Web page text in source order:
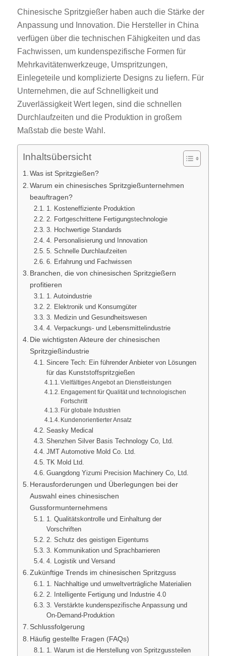
Chinesische Spritzgießer haben auch die Stärke der
Anpassung und Innovation. Die Hersteller in China
verfügen über die technischen Fähigkeiten und das
Fachwissen, um kundenspezifische Formen für
Mehrkavitätenwerkzeuge, Umspritzungen,
Einlegeteile und komplizierte Designs zu liefern. Für
Unternehmen, die auf Schnelligkeit und
Zuverlässigkeit Wert legen, sind die schnellen
Durchlaufzeiten und die Produktion in großem
Maßstab die beste Wahl.
Inhaltsübersicht
Was ist Spritzgießen?
Warum ein chinesisches Spritzgießunternehmen
beauftragen?
1. Kosteneffiziente Produktion
2. Fortgeschrittene Fertigungstechnologie
3. Hochwertige Standards
4. Personalisierung und Innovation
5. Schnelle Durchlaufzeiten
6. Erfahrung und Fachwissen
Branchen, die von chinesischen Spritzgießern
profitieren
1. Autoindustrie
2. Elektronik und Konsumgüter
3. Medizin und Gesundheitswesen
4. Verpackungs- und Lebensmittelindustrie
Die wichtigsten Akteure der chinesischen
Spritzgießindustrie
Sincere Tech: Ein führender Anbieter von Lösungen
für das Kunststoffspritzgießen
Vielfältiges Angebot an Dienstleistungen
Engagement für Qualität und technologischen
Fortschritt
Für globale Industrien
Kundenorientierter Ansatz
Seasky Medical
Shenzhen Silver Basis Technology Co, Ltd.
JMT Automotive Mold Co. Ltd.
TK Mold Ltd.
Guangdong Yizumi Precision Machinery Co, Ltd.
Herausforderungen und Überlegungen bei der
Auswahl eines chinesischen
Gussformunternehmens
1. Qualitätskontrolle und Einhaltung der
Vorschriften
2. Schutz des geistigen Eigentums
3. Kommunikation und Sprachbarrieren
4. Logistik und Versand
Zukünftige Trends im chinesischen Spritzguss
1. Nachhaltige und umweltverträgliche Materialien
2. Intelligente Fertigung und Industrie 4.0
3. Verstärkte kundenspezifische Anpassung und
On-Demand-Produktion
Schlussfolgerung
Häufig gestellte Fragen (FAQs)
1. Warum ist die Herstellung von Spritzgussteilen